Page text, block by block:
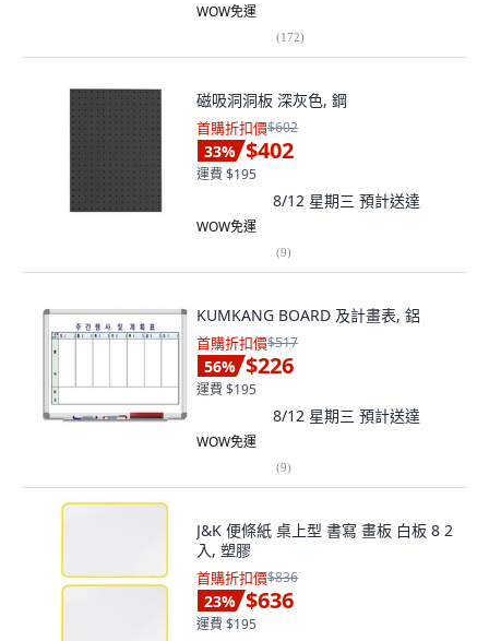
WOW免運
(172)
磁吸洞洞板 深灰色, 鋼
首購折扣價$602
33% $402
運費 $195
8/12 星期三 預計送達
WOW免運
(9)
KUMKANG BOARD 及計畫表, 鋁
首購折扣價$517
56% $226
運費 $195
8/12 星期三 預計送達
WOW免運
(9)
J&K 便條紙 桌上型 書寫 畫板 白板 8 2
入, 塑膠
首購折扣價$836
23% $636
運費 $195